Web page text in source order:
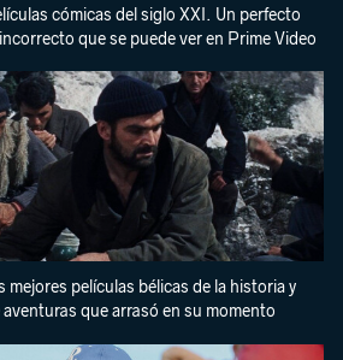
cómicas del siglo XXI. Un perfecto
que se puede ver en Prime Video
mejores películas bélicas de la historia y
que arrasó en su momento